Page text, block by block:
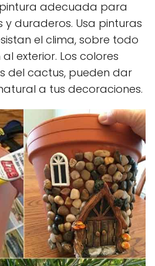
adecuada para
y duraderos. Usa pinturas
el clima, sobre todo
exterior. Los colores
del cactus, pueden dar
a tus decoraciones.